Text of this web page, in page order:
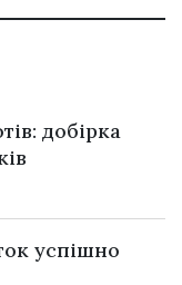
добірка
успішно